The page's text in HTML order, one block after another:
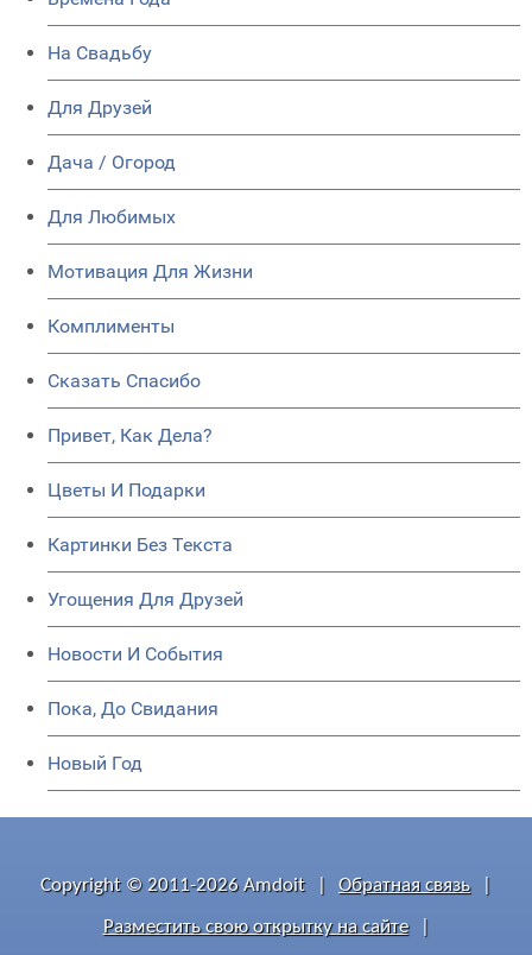
На Свадьбу
Для Друзей
Дача / Огород
Для Любимых
Мотивация Для Жизни
Комплименты
Сказать Спасибо
Привет, Как Дела?
Цветы И Подарки
Картинки Без Текста
Угощения Для Друзей
Новости И События
Пока, До Свидания
Новый Год
Copyright © 2011-2026 Amdoit Обратная связь
Разместить свою открытку на сайте